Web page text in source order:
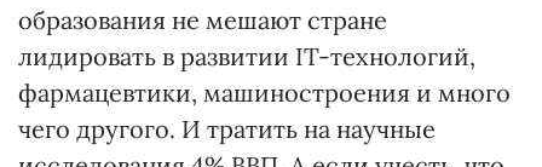
образования не мешают стране
лидировать в развитии IT-технологий,
фармацевтики, машиностроения и много
чего другого. И тратить на научные